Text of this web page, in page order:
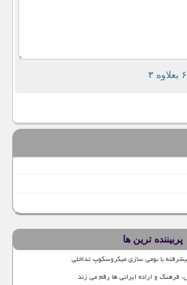
پربیننده ترین ها
با بومی سازی میکروسکوپ تداخلی
فرهنگ و اراده ایرانی ها رقم می زند